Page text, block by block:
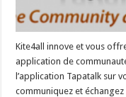
Kite4all innove et vous
application de
l’application Tapatalk sur
communiquez et